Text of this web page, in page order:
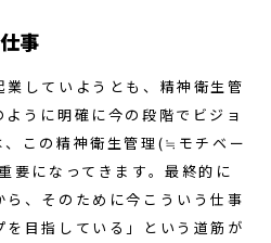
事
していようとも、精神衛生管
うに明確に今の段階でビジョ
、この精神衛生管理(≒モチベー
要になってきます。最終的に
ら、そのために今こういう仕事
目指している」という道筋が